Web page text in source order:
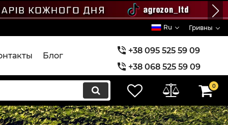
Ru Гривны
Блог
+38 095 525 59 09
+38 068 525 59 09
+38 073 525 59 09
0